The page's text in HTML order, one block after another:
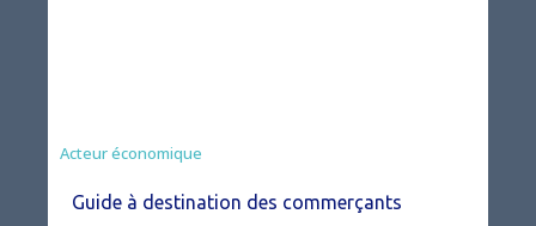
Acteur économique
Guide à destination des commerçants